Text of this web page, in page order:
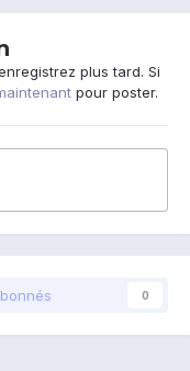
plus tard. Si
pour poster.
0